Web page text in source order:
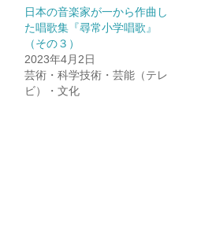
日本の音楽家が一から作曲し
た唱歌集『尋常小学唱歌』
（その３）
2023年4月2日
芸術・科学技術・芸能（テレ
ビ）・文化